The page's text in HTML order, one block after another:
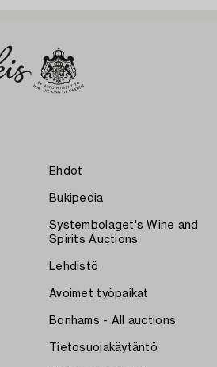
Ehdot
Bukipedia
Systembolaget's Wine and
Spirits Auctions
Lehdistö
Avoimet työpaikat
Bonhams - All auctions
Tietosuojakäytäntö